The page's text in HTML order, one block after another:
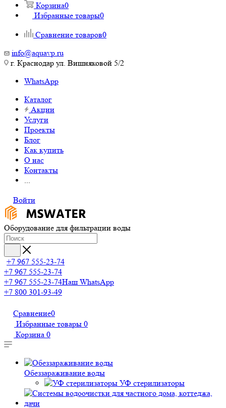
Корзина0
Избранные товары0
Сравнение товаров0
info@aquavp.ru
г. Краснодар ул. Вишняковой 5/2
WhatsApp
Каталог
Акции
Услуги
Проекты
Блог
Как купить
О нас
Контакты
...
Войти
Оборудование для фильтрации воды
+7 967 555-23-74
+7 967 555-23-74
+7 967 555-23-74Наш WhatsApp
+7 800 301-93-49
Сравнение0
Избранные товары 0
Корзина 0
Обеззараживание воды
УФ стерилизаторы